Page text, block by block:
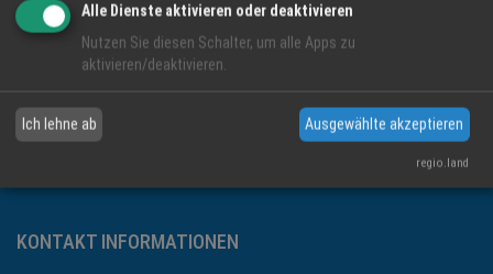
Restaurant Himmelfahrt
Offenburg
KONTAKT INFORMATIONEN
Alle Dienste aktivieren oder deaktivieren
Nutzen Sie diesen Schalter, um alle Apps zu
aktivieren/deaktivieren.
Ich lehne ab Ausgewählte akzeptieren
regio.land